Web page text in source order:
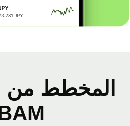
BAM،